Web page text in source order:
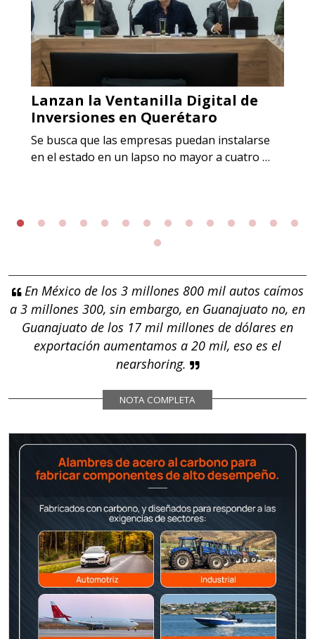
Lanzan la Ventanilla Digital de
Inversiones en Querétaro
Se busca que las empresas puedan instalarse
en el estado en un lapso no mayor a cuatro …
En México de los 3 millones 800 mil autos caímos
a 3 millones 300, sin embargo, en Guanajuato no, en
Guanajuato de los 17 mil millones de dólares en
exportación aumentamos a 20 mil, eso es el
nearshoring.
NOTA COMPLETA